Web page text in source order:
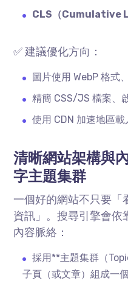
CLS （Cumulative
✅ 建議優化方向：
圖片使用 WebP格式
精簡 CSS/JS檔案、
使用 CDN 加速地區載
清晰網站架構與
字主題集群
一個好的網站不只要「
資訊」。搜尋引擎會依
內容脈絡：
採用 **主題集群（
子頁（或文章）組成一